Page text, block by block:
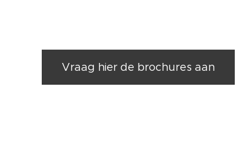
Vraag hier de brochures aan